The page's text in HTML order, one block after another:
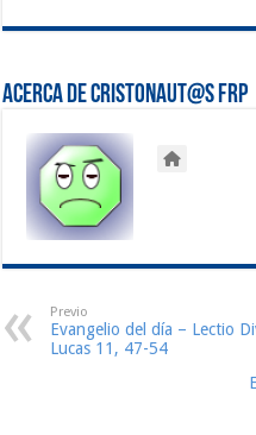
Acerca de Cristonaut@s FRP
Previo
Evangelio del día – Lectio
Lucas 11, 47-54